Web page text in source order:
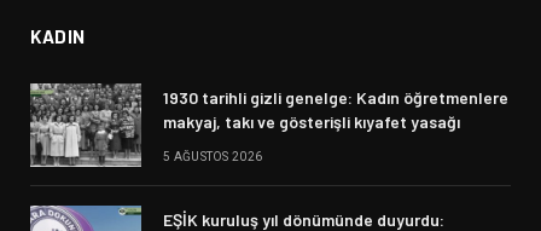
KADIN
1930 tarihli gizli genelge: Kadın öğretmenlere
makyaj, takı ve gösterişli kıyafet yasağı
5 AĞUSTOS 2026
EŞİK kuruluş yıl dönümünde duyurdu: